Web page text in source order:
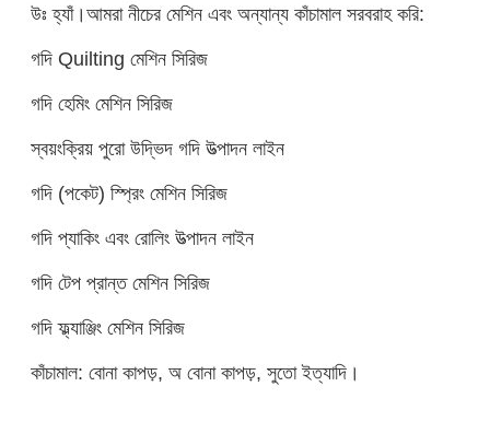
উঃ হ্যাঁ।আমরা নীচের মেশিন এবং অন্যান্য কাঁচামাল সরবরাহ করি:
গদি Quilting মেশিন সিরিজ
গদি হেমিং মেশিন সিরিজ
স্বয়ংক্রিয় পুরো উদ্ভিদ গদি উত্পাদন লাইন
গদি (পকেট) স্প্রিং মেশিন সিরিজ
গদি প্যাকিং এবং রোলিং উত্পাদন লাইন
গদি টেপ প্রান্ত মেশিন সিরিজ
গদি ফ্ল্যাঞ্জিং মেশিন সিরিজ
কাঁচামাল: বোনা কাপড়, অ বোনা কাপড়, সুতো ইত্যাদি।